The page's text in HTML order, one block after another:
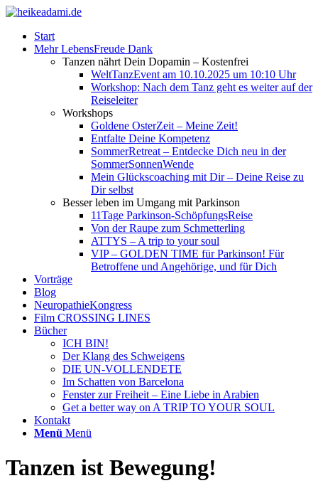
Start
Mehr LebensFreude Dank
Tanzen nährt Dein Dopamin – Kostenfrei
WeltTanzEvent am 10.10.2025 um 10:10 Uhr
Workshop: Nach dem Tanz geht es weiter auf der
Reiseleiter
Workshops
Goldene OsterZeit – Meine Zeit!
Entfalte Deine Kompetenz
SommerRetreat – Entdecke Dich neu in der
SommerSonnenWende
Mein Glückscoaching mit Dir – Deine Reise zu
Dir selbst
Besser leben im Umgang mit Parkinson
11Tage Parkinson-SchöpfungsReise
Von der Raupe zum Schmetterling
ATTYS – A trip to your soul
VIP – GOLDEN TIME für Parkinson! Für
Betroffene und Angehörige, und für Dich
Vorträge
Blog
NeuropathieKongress
Film CROSSING LINES
Bücher
ICH BIN!
Der Klang des Schweigens
DIE UN-VOLLENDETE
Im Schatten von Barcelona
Fenster zur Freiheit – Eine Liebe in Arabien
Get a better way on A TRIP TO YOUR SOUL
Kontakt
Menü Menü
Tanzen ist Bewegung!